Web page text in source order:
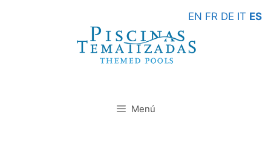
Menú
EN FR DE IT ES